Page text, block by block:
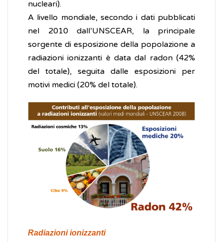
nucleari).
A livello mondiale, secondo i dati pubblicati
nel 2010 dall’UNSCEAR, la principale
sorgente di esposizione della popolazione a
radiazioni ionizzanti è data dal radon (42%
del totale), seguita dalle esposizioni per
motivi medici (20% del totale).
Radiazioni ionizzanti